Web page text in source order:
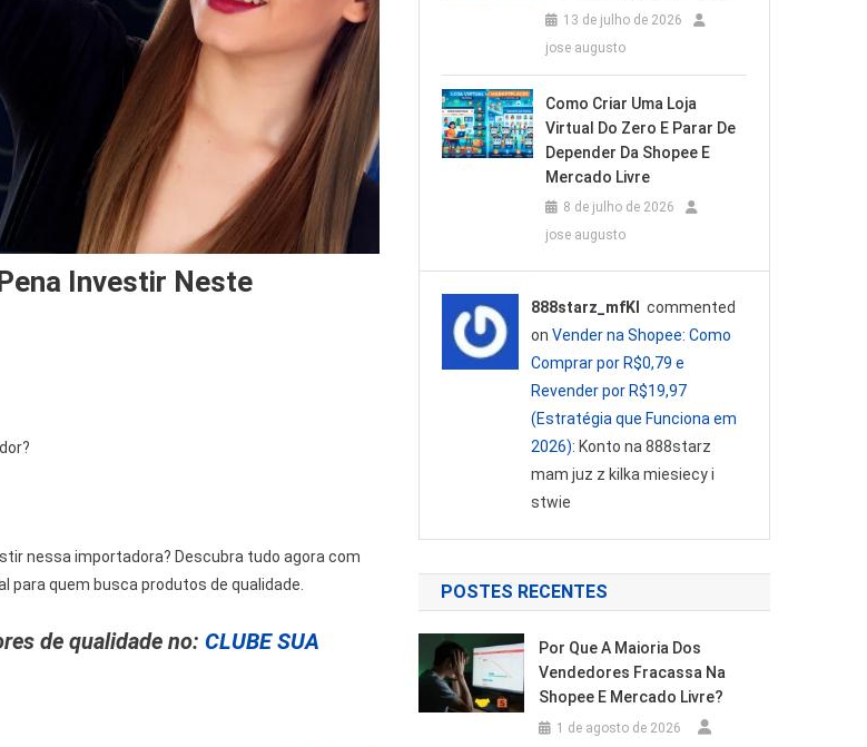
Investir Neste
nessa importadora? Descubra tudo agora com
para quem busca produtos de qualidade.
de qualidade no: CLUBE SUA
13 de julho de 2026
jose augusto
Como Criar Uma Loja
Virtual Do Zero E Parar De
Depender Da Shopee E
Mercado Livre
8 de julho de 2026
jose augusto
888starz_mfKl
commented
on Vender na Shopee: Como
Comprar por R$0,79 e
Revender por R$19,97
(Estratégia que Funciona em
2026): Konto na 888starz
mam juz z kilka miesiecy i
stwie
POSTES RECENTES
Por Que A Maioria Dos
Vendedores Fracassa Na
Shopee E Mercado Livre?
1 de agosto de 2026